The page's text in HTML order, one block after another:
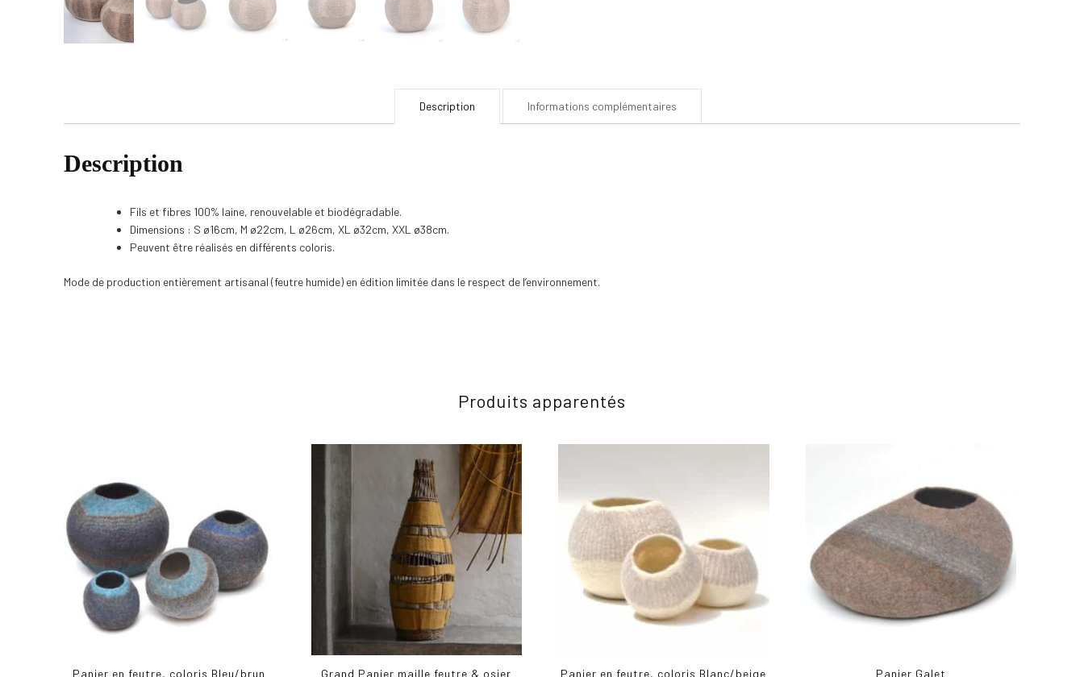
Description Informations complémentaires
Description
Fils et fibres 100% laine, renouvelable et biodégradable.
Dimensions : S ø16cm, M ø22cm, L ø26cm, XL ø32cm, XXL ø38cm.
Peuvent être réalisés en différents coloris.
Mode de production entièrement artisanal (feutre humide) en édition limitée dans le respect de l’environnement.
Produits apparentés
Panier en feutre, coloris Bleu/brun
Grand Panier maille feutre & osier
Panier en feutre, coloris Blanc/beige
Panier Galet